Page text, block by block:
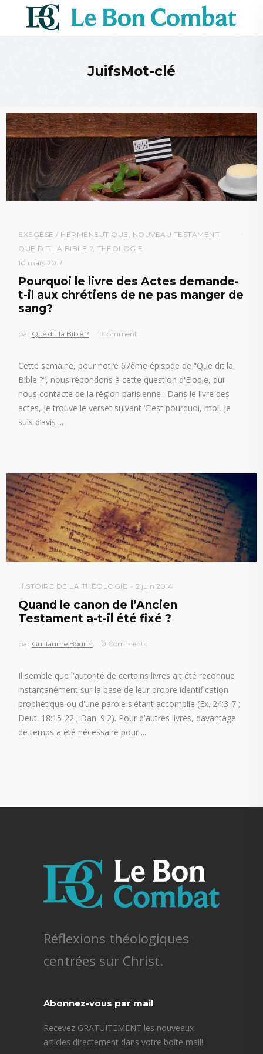
JuifsMot-clé
EXEGÈSE / HERMÉNEUTIQUE , NOUVEAU TESTAMENT,
QUE DIT LA BIBLE ?,THÉOLOGIE
10 mars 2017
Pourquoi le livre des Actes demande-
t-il aux chrétiens de ne pas manger de
sang?
par Que dit la Bible ? 1 Comment
Cette semaine, pour notre 67ème épisode de “Que dit la
Bible ?“, nous répondons à cette question d'Elodie, qui
nous contacte de la région parisienne : Dans le livre des
actes, je trouve le verset suivant ‘C’est pourquoi, moi, je
suis d’avis
HISTOIRE DE LA THÉOLOGIE 2 juin 2014
Quand le canon de l’Ancien
Testament a-t-il été fixé ?
par Guillaume Bourin 0 Comments
Il semble que l'autorité de certains livres ait été reconnue
instantanément sur la base de leur propre identification
prophétique ou d'une parole s'étant accomplie (Ex. 24:3-7 ;
Deut. 18:15-22 ; Dan. 9:2). Pour d'autres livres, davantage
de temps a été nécessaire pour
Réflexions théologiques
centrées sur Christ.
Abonnez-vous par mail
Recevez GRATUITEMENT les nouveaux
articles directement dans votre boîte mail!